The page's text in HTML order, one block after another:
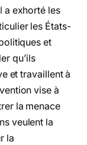
a exhorté les
les États-
et
qu’ils
et travaillent à
vise à
la menace
veulent la
la